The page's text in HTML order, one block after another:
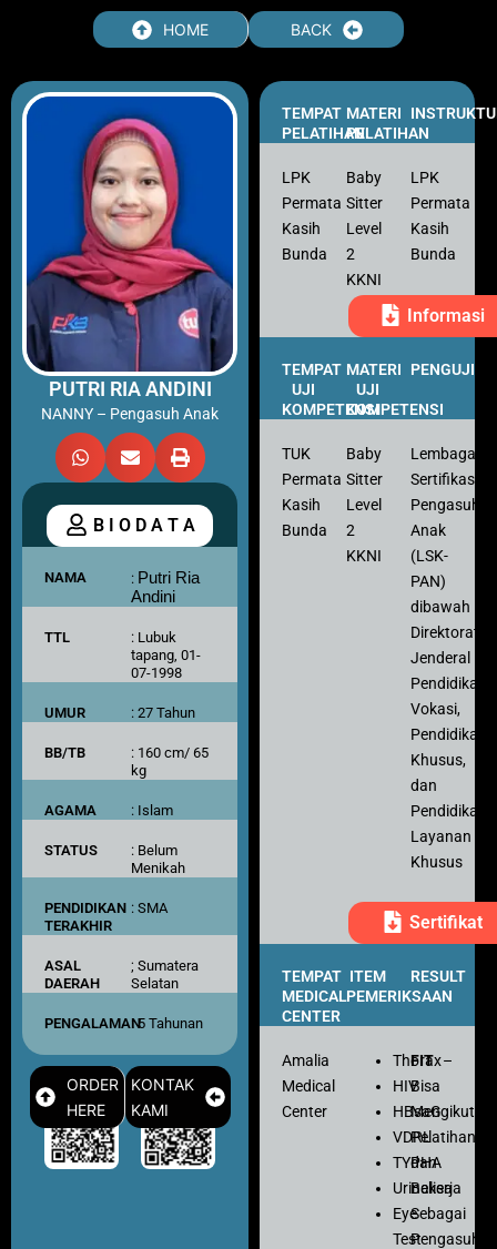
HOME BACK
PUTRI RIA ANDINI
NANNY – Pengasuh Anak
B I O D A T A
NAMA : Putri Ria
Andini
TTL
: Lubuk
tapang, 01-
07-1998
UMUR : 27 Tahun
BB/TB
: 160 cm/ 65
kg
AGAMA : Islam
STATUS
: Belum
Menikah
PENDIDIKAN
TERAKHIR
: SMA
ASAL
DAERAH
; Sumatera
Selatan
PENGALAMAN: 5 Tahunan
ORDER
HERE
KONTAK
KAMI
TEMPAT
PELATIHAN
MATERI
PELATIHAN
LPK
Permata
Kasih
Bunda
Baby
Sitter
Level
2
KKNI
LPK
Permata
Kasih
Bunda
Informasi
TEMPAT
UJI
KOMPETENSI
MATERI
UJI
KOMPETENSI
PENGUJI
TUK
Permata
Kasih
Bunda
Baby
Sitter
Level
2
KKNI
Lembaga
Sertifikasi
Pengasuh
Anak
(LSK-
PAN)
dibawah
Direktorat
Jenderal
Pendidikan
Vokasi,
Pendidikan
Khusus,
dan
Pendidikan
Layanan
Khusus
Sertifikat
TEMPAT
MEDICAL
CENTER
ITEM
PEMERIKSAAN
RESULT
Amalia
Medical
Center
Thorax
HIV
HBsaG
VDRL
TYPHA
Urinalisa
Eye
Test
FIT–
Bisa
Mengikuti
Pelatihan
dan
Bekerja
Sebagai
Pengasuh